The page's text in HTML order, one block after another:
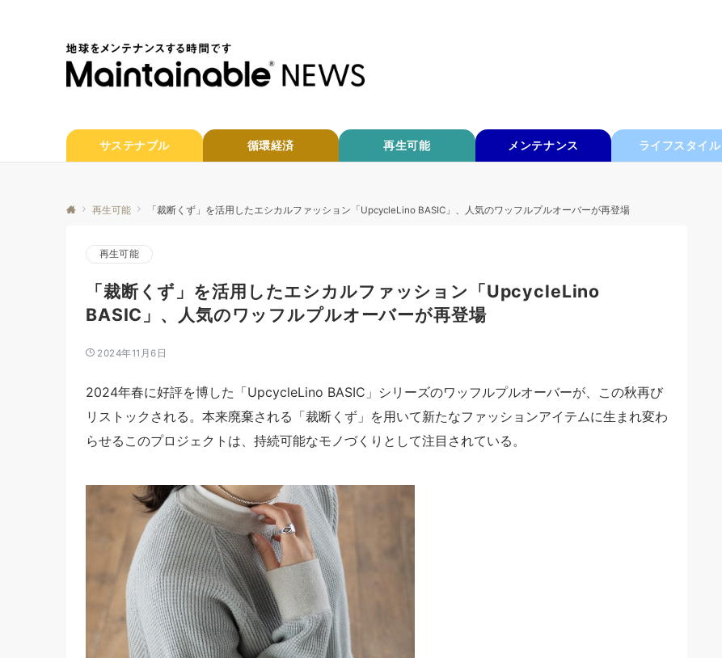
サステナブル 循環経済 再生可能 メンテナンス ライフスタイル
再生可能 「裁断くず」を活用したエシカルファッション「UpcycleLino BASIC」、人気のワッフルプルオーバーが再登場
再生可能
「裁断くず」を活用したエシカルファッション「UpcycleLino
BASIC」、人気のワッフルプルオーバーが再登場
2024年11月6日
2024年春に好評を博した「UpcycleLino BASIC」シリーズのワッフルプルオーバーが、この秋再び
リストックされる。本来廃棄される「裁断くず」を用いて新たなファッションアイテムに生まれ変わ
らせるこのプロジェクトは、持続可能なモノづくりとして注目されている。